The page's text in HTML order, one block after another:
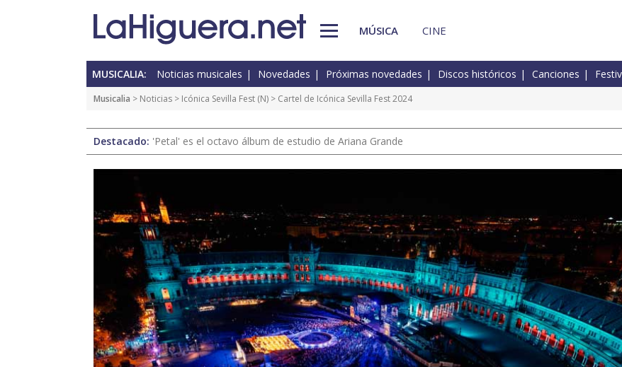
MÚSICA CINE
MUSICALIA: Noticias musicales Novedades Próximas novedades Discos históricos Canciones
Musicalia > Noticias > Icónica Sevilla Fest (N) > Cartel de Icónica Sevilla Fest 2024
Destacado: 'Petal' es el octavo álbum de estudio de Ariana Grande